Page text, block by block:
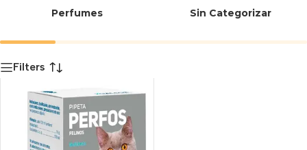
Perfumes Sin Categorizar
Filters